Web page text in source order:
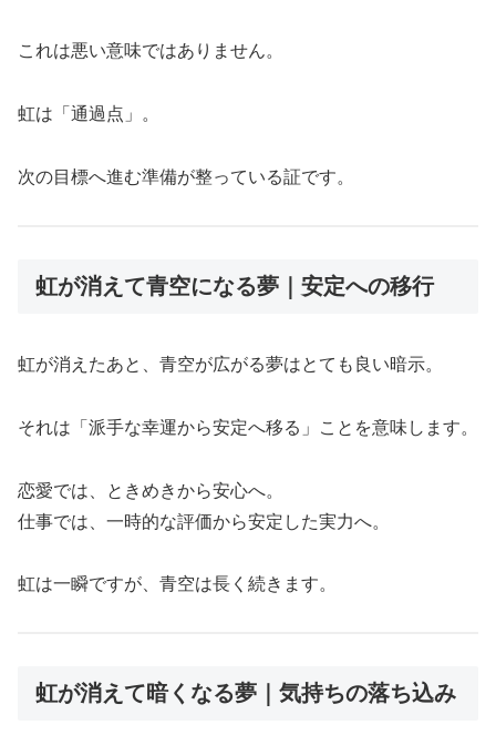
これは悪い意味ではありません。
虹は「通過点」。
次の目標へ進む準備が整っている証です。
虹が消えて青空になる夢｜安定への移行
虹が消えたあと、青空が広がる夢はとても良い暗示。
それは「派手な幸運から安定へ移る」ことを意味します。
恋愛では、ときめきから安心へ。
仕事では、一時的な評価から安定した実力へ。
虹は一瞬ですが、青空は長く続きます。
虹が消えて暗くなる夢｜気持ちの落ち込み